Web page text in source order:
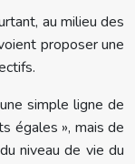
au milieu des
proposer une
simple ligne de
égales », mais de
niveau de vie du